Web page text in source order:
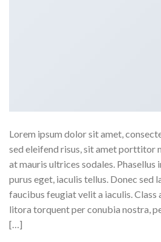
Lorem ipsum dolor sit amet,
sed eleifend risus, sit amet porttitor
at mauris ultrices sodales. Phasellus
purus eget, iaculis tellus. Donec sed
faucibus feugiat velit a iaculis.
litora torquent per conubia nostra,
[…]